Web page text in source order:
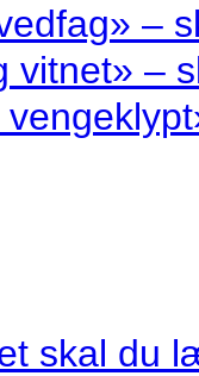
–
vitnet» –
skal du